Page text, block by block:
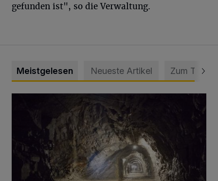
gefunden ist", so die Verwaltung.
Meistgelesen Neueste Artikel Zum Thema